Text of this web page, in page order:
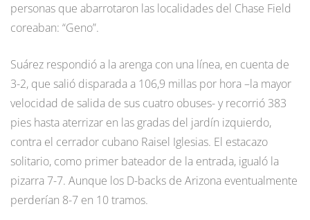
personas que abarrotaron las localidades del Chase Field
coreaban: “Geno”.
Suárez respondió a la arenga con una línea, en cuenta de
3-2, que salió disparada a 106,9 millas por hora –la mayor
velocidad de salida de sus cuatro obuses- y recorrió 383
pies hasta aterrizar en las gradas del jardín izquierdo,
contra el cerrador cubano Raisel Iglesias. El estacazo
solitario, como primer bateador de la entrada, igualó la
pizarra 7-7. Aunque los D-backs de Arizona eventualmente
perderían 8-7 en 10 tramos.